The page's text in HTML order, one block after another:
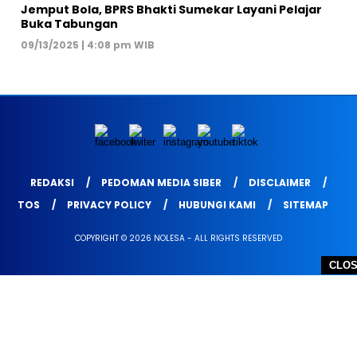
Jemput Bola, BPRS Bhakti Sumekar Layani Pelajar
Buka Tabungan
09/13/2025 | 4:08 pm WIB
REDAKSI PEDOMAN MEDIA SIBER
DISCLAIMER
TOS
PRIVACY POLICY HUBUNGI KAMI SITEMAP
COPYRIGHT © 2026 NOLESA - ALL RIGHTS RESERVED